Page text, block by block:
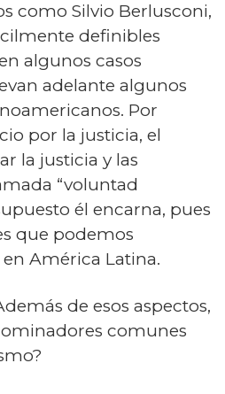
como Silvio Berlusconi,
definibles
algunos casos
adelante algunos
Por
por la justicia, el
la justicia y las
“voluntad
él encarna, pues
que podemos
América Latina.
de esos aspectos,
comunes